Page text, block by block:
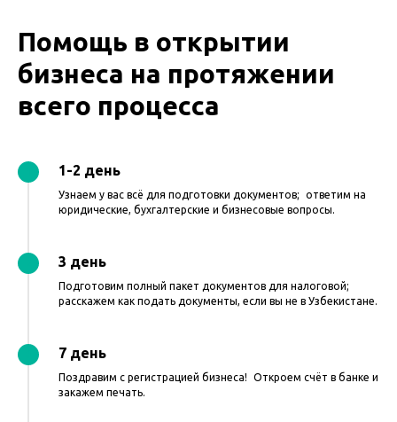
Помощь в открытии
бизнеса на протяжении
всего процесса
1-2 день
Узнаем у вас всё для подготовки документов; ответим на
юридические, бухгалтерские и бизнесовые вопросы.
3 день
Подготовим полный пакет документов для налоговой;
расскажем как подать документы, если вы не в Узбекистане.
7 день
Поздравим с регистрацией бизнеса! Откроем счёт в банке и
закажем печать.